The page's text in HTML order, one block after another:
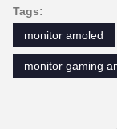
Tags:
monitor amoled
monitor gaming